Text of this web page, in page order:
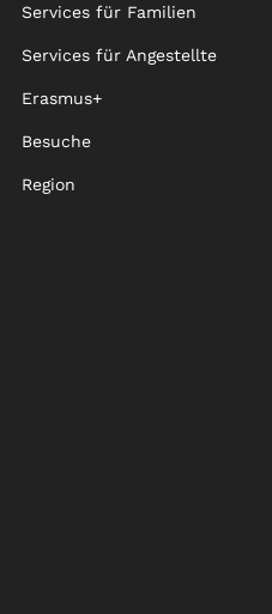
Services für Familien
Services für Angestellte
Erasmus+
Besuche
Region